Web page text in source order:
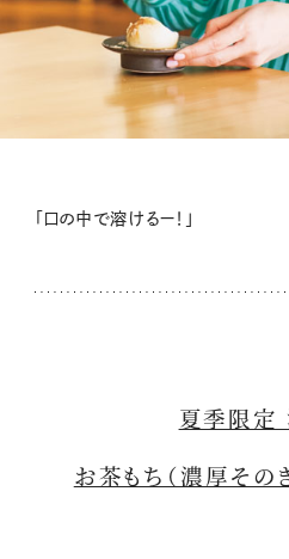
「口の中で溶けるー！」
夏季限定
お茶もち（濃厚その